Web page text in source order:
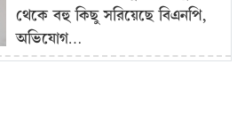
থেকে বহু কিছু সরিয়েছে বিএনপি,
অভিযোগ…